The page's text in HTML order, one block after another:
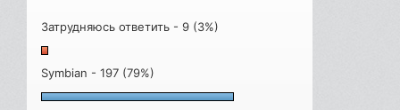
Затрудняюсь ответить - 9 (3%)
Symbian - 197 (79%)